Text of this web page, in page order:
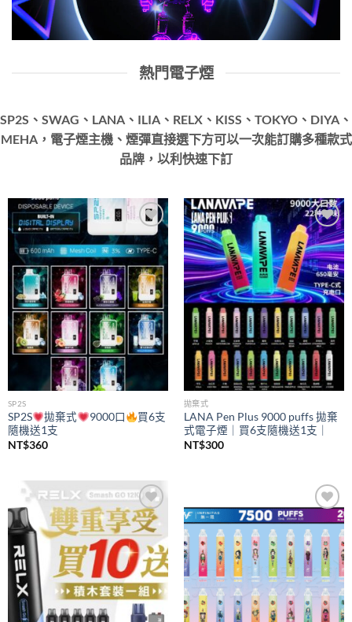
熱門電子煙
SP2S、SWAG、LANA、ILIA、RELX、KISS、TOKYO、DIYA、
MEHA，電子煙主機、煙彈直接選下方可以一次能訂購多種款式
品牌，以利快速下訂
Add to
wishlist
SP2S
SP2S 拋棄式 9000口
買6支
隨機送1支
NT$360
Add to
wishlist
拋棄式
LANA Pen Plus 9000 puffs 拋棄
式電子煙｜買6支隨機送1支｜
NT$300
Add to
wishlist
Add to
wishlist